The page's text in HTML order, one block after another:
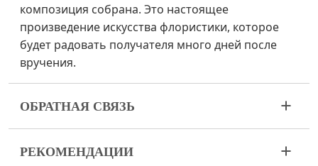
композиция собрана. Это настоящее
произведение искусства флористики, которое
будет радовать получателя много дней после
вручения.
ОБРАТНАЯ СВЯЗЬ
ваш букет пришел в ненадлежащем виде,
РЕКОМЕНДАЦИИ